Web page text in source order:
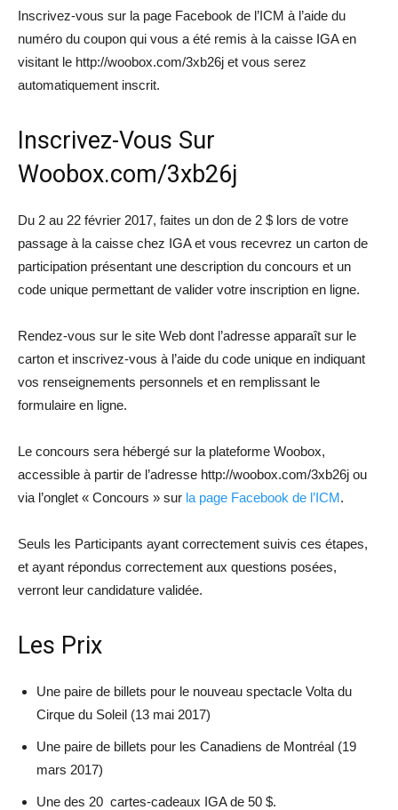
Inscrivez-vous sur la page Facebook de l’ICM à l’aide du
numéro du coupon qui vous a été remis à la caisse IGA en
visitant le http://woobox.com/3xb26j et vous serez
automatiquement inscrit.
Inscrivez-Vous Sur
Woobox.com/3xb26j
Du 2 au 22 février 2017, faites un don de 2 $ lors de votre
passage à la caisse chez IGA et vous recevrez un carton de
participation présentant une description du concours et un
code unique permettant de valider votre inscription en ligne.
Rendez-vous sur le site Web dont l’adresse apparaît sur le
carton et inscrivez-vous à l’aide du code unique en indiquant
vos renseignements personnels et en remplissant le
formulaire en ligne.
Le concours sera hébergé sur la plateforme Woobox,
accessible à partir de l’adresse http://woobox.com/3xb26j ou
via l’onglet « Concours » sur la page Facebook de l’ICM.
Seuls les Participants ayant correctement suivis ces étapes,
et ayant répondus correctement aux questions posées,
verront leur candidature validée.
Les Prix
Une paire de billets pour le nouveau spectacle Volta du
Cirque du Soleil (13 mai 2017)
Une paire de billets pour les Canadiens de Montréal (19
mars 2017)
Une des 20 cartes-cadeaux IGA de 50 $.